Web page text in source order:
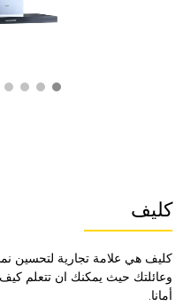
كليف
كليف هي علامة تجارية لتحسين
وعائلتك حيث يمكنك ان تتعلم
أمانا.